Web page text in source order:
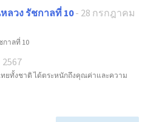
ลวง รัชกาลที่ 10 - 28 กรกฎาคม
กาลที่ 10
ยทั้งชาติ ได้ตระหนักถึงคุณค่าและความ